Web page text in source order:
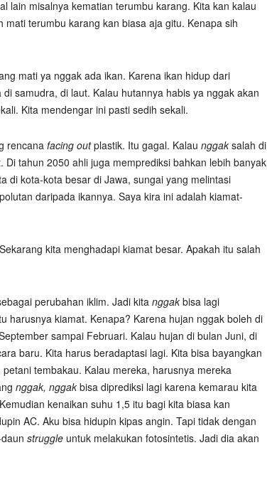
lain misalnya kematian terumbu karang. Kita kan kalau
terumbu karang kan biasa aja gitu. Kenapa sih
mati ya nggak ada ikan. Karena ikan hidup dari
samudra, di laut. Kalau hutannya habis ya nggak akan
Kita mendengar ini pasti sedih sekali.
rencana facing outplastik. Itu gagal. Kalau nggak salah di
tahun 2050 ahli juga memprediksi bahkan lebih banyak
di kota-kota besar di Jawa, sungai yang melintasi
daripada ikannya. Saya kira ini adalah kiamat-
kita menghadapi kiamat besar. Apakah itu salah
perubahan iklim. Jadi kita nggak bisa lagi
harusnya kiamat. Kenapa? Karena hujan nggak boleh di
sampai Februari. Kalau hujan di bulan Juni, di
baru. Kita harus beradaptasi lagi. Kita bisa bayangkan
tembakau. Kalau mereka, harusnya mereka
nggak, nggak bisa diprediksi lagi karena kemarau kita
kenaikan suhu 1,5 itu bagi kita biasa kan
AC. Aku bisa hidupin kipas angin. Tapi tidak dengan
struggle untuk melakukan fotosintetis. Jadi dia akan